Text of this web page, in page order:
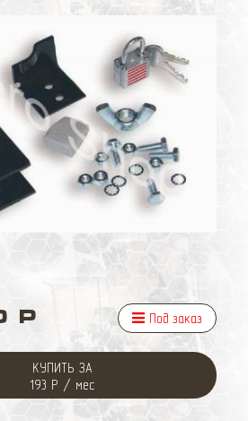
Р Под заказ
КУПИТЬ ЗА
193 Р / мес